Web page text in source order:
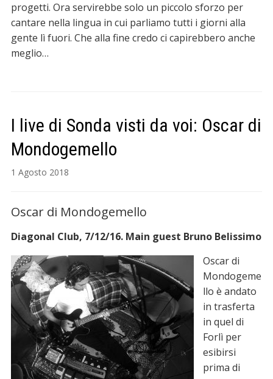
progetti. Ora servirebbe solo un piccolo sforzo per
cantare nella lingua in cui parliamo tutti i giorni alla
gente lì fuori. Che alla fine credo ci capirebbero anche
meglio…
I live di Sonda visti da voi: Oscar di
Mondogemello
1 Agosto 2018
Oscar di Mondogemello
Diagonal Club, 7/12/16. Main guest Bruno Belissimo
Oscar di
Mondogeme
llo è andato
in trasferta
in quel di
Forlì per
esibirsi
prima di